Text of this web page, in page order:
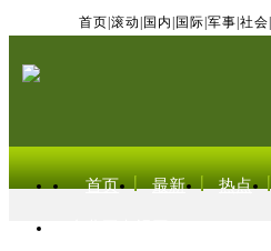
首页 滚动 国内 国际 军事 社会
首页 最新 热点